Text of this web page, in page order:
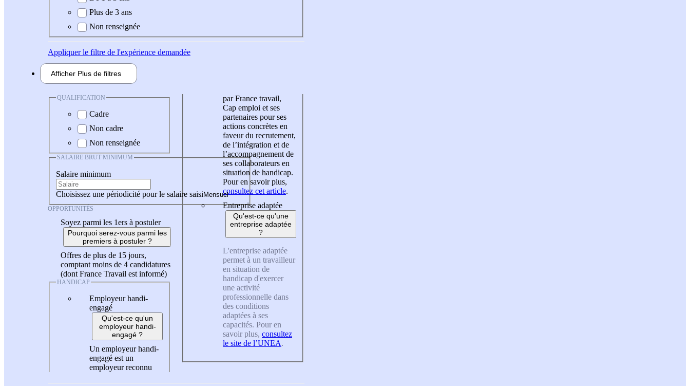
Plus de 3 ans
Non renseignée
Appliquerle filtre de l'expérience demandée
Afficher Plus de filtres
QUALIFICATION
Cadre
Non cadre
Non renseignée
SALAIRE BRUT MINIMUM
Salaire minimum
Choisissez une périodicité pour le salaire saisi
OPPORTUNITÉS
Soyez parmi les 1ers à postuler
Pourquoi serez-vous parmi les
premiers à postuler ?
Offres de plus de 15 jours,
comptant moins de 4 candidatures
(dont France Travail est informé)
HANDICAP
Employeur handi-
engagé
Qu'est-ce qu'un
employeur handi-
engagé ?
Un employeur handi-
engagé est un
employeur reconnu
par France travail,
Cap emploi et ses
partenaires pour ses
actions concrètes en
faveur du recrutement,
de l’intégration et de
l’accompagnement de
ses collaborateurs en
situation de handicap.
Pour en savoir plus,
consultez cet article.
Entreprise adaptée
Qu'est-ce qu'une
entreprise adaptée
?
L'entreprise adaptée
permet à un travailleur
en situation de
handicap d'exercer
une activité
professionnelle dans
des conditions
adaptées à ses
capacités. Pour en
savoir plus, consultez
le site de l’UNEA.